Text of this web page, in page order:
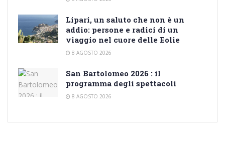
Lipari, un saluto che non è un
addio: persone e radici di un
viaggio nel cuore delle Eolie
8 AGOSTO 2026
San Bartolomeo 2026 : il
programma degli spettacoli
8 AGOSTO 2026